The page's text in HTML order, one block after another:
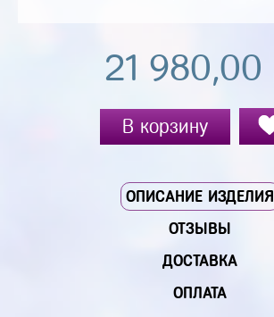
21 980,00
В корзину
ОПИСАНИЕ ИЗДЕЛИЯ
ОТЗЫВЫ
ДОСТАВКА
ОПЛАТА